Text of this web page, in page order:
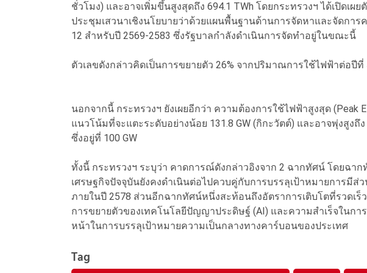
ชั่วโมง) และอาจเพิ่มขึ้นสูงสุดถึง 694.1 TWh โดยกระทรวงฯ ได้เปิดเผ
ประชุมเสวนาเชิงนโยบายว่าด้วยแผนพื้นฐานด้านการจัดหาและจัดกา
12 สำหรับปี 2569-2583 ซึ่งรัฐบาลกำลังดำเนินการจัดทำอยู่ในขณะนี้
ตัวเลขดังกล่าวคิดเป็นการขยายตัว 26% จากปริมาณการใช้ไฟฟ้าต่อปีที่
นอกจากนี้ กระทรวงฯ ยังเผยอีกว่า ความต้องการใช้ไฟฟ้าสูงสุด (Peak
แนวโน้มที่จะแตะระดับอย่างน้อย 131.8 GW (กิกะวัตต์) และอาจพุ่งสูงถึ
ซึ่งอยู่ที่ 100 GW
ทั้งนี้ กระทรวงฯ ระบุว่า คาดการณ์ดังกล่าวอิงจาก 2 ฉากทัศน์ โดยฉา
เศรษฐกิจปัจจุบันยังคงดำเนินต่อไปควบคู่กับการบรรลุเป้าหมายการมีส่
ภายในปี 2578 ส่วนอีกฉากทัศน์หนึ่งสะท้อนถึงอัตราการเติบโตที่รวดเ
การขยายตัวของเทคโนโลยีปัญญาประดิษฐ์ (AI) และความสำเร็จในก
หน้าในการบรรลุเป้าหมายความเป็นกลางทางคาร์บอนของประเทศ
Tag